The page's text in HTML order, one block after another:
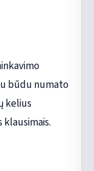
būdu numato
kelius
klausimais.